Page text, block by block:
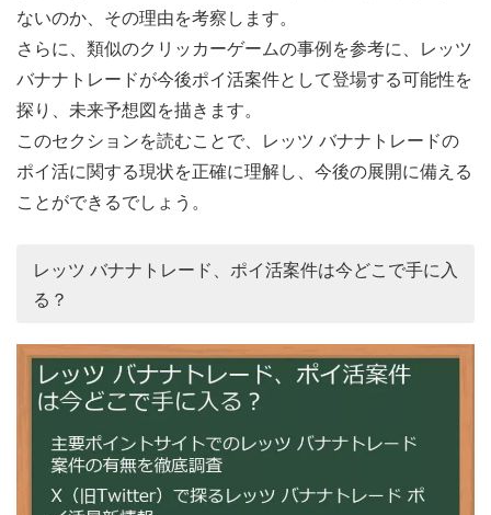
ないのか、その理由を考察します。
さらに、類似のクリッカーゲームの事例を参考に、レッツ
バナナトレードが今後ポイ活案件として登場する可能性を
探り、未来予想図を描きます。
このセクションを読むことで、レッツ バナナトレードの
ポイ活に関する現状を正確に理解し、今後の展開に備える
ことができるでしょう。
レッツ バナナトレード、ポイ活案件は今どこで手に入
る？